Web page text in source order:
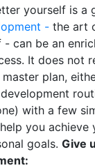
yourself is a
- the art
can be an
It does not
plan,
with a few
you achieve
goals. Give